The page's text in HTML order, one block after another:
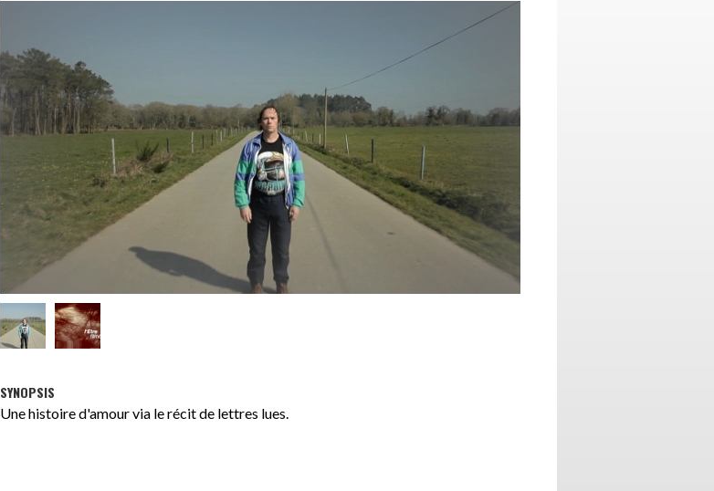
SYNOPSIS
Une histoire d'amour via le récit de lettres lues.